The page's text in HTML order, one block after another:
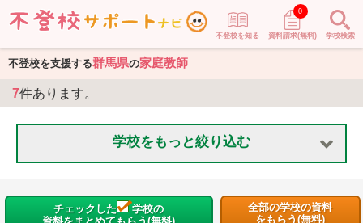
不登校を知る 資料請求(無料)
0
学校検索
不登校を支援する群馬県の家庭教師
7件あります。
学校をもっと絞り込む
チェックした
学校の
全部の学校の資料
をもらう(無料)